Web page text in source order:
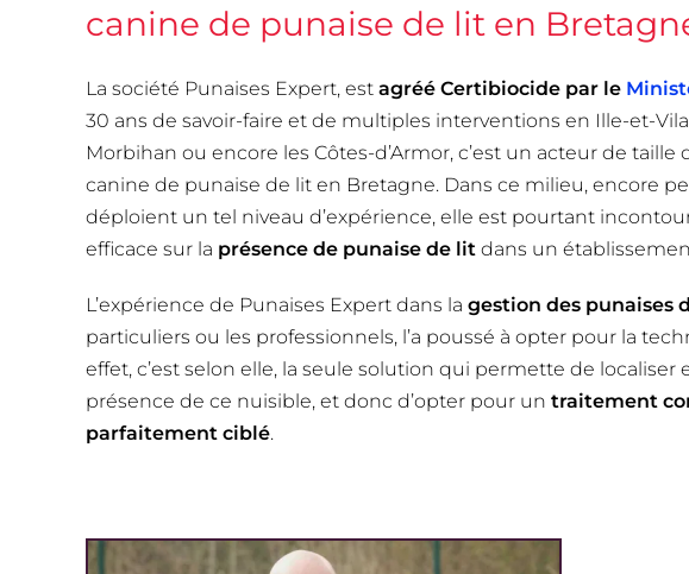
canine de punaise de lit en
La société Punaises Expert, est agréé Certibiocide par le
30 ans de savoir-faire et de multiples interventions en Ille-et-
Morbihan ou encore les Côtes-d’Armor, c’est un acteur de
canine de punaise de lit en Bretagne. Dans ce milieu, encore
déploient un tel niveau d’expérience, elle est pourtant
efficace sur la présence de punaise de lit dans un
L’expérience de Punaises Expert dans la gestion des punaises
particuliers ou les professionnels, l’a poussé à opter pour la
effet, c’est selon elle, la seule solution qui permette de
présence de ce nuisible, et donc d’opter pour un traitement
parfaitement ciblé.